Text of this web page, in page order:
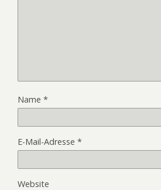
Name *
E-Mail-Adresse *
Website